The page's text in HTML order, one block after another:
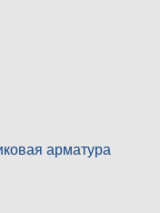
арматура